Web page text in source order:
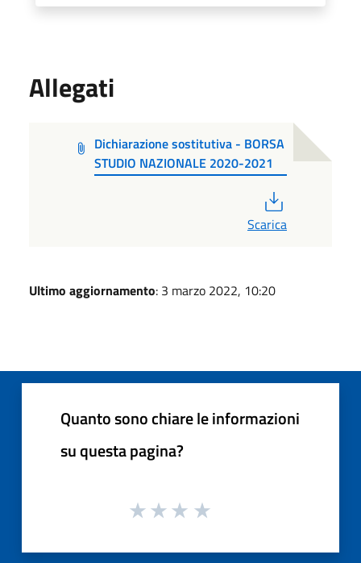
Allegati
Dichiarazione sostitutiva - BORSA
STUDIO NAZIONALE 2020-2021
Scarica
Ultimo aggiornamento: 3 marzo 2022, 10:20
Quanto sono chiare le informazioni
su questa pagina?